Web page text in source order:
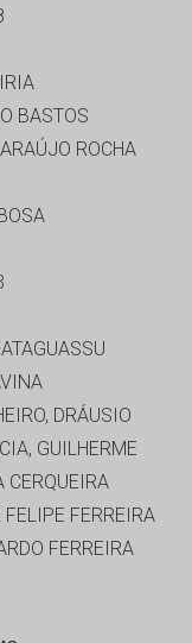
BASTOS
ROCHA
DRÁUSIO
GUILHERME
CERQUEIRA
FERREIRA
FERREIRA